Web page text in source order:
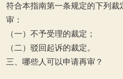
符合本指南第一条规定的下列裁
审：
（一）不予受理的裁定；
（二）驳回起诉的裁定。
三、哪些人可以申请再审？